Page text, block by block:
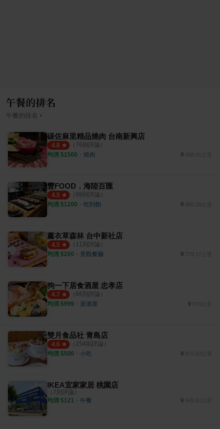
午餐的排名
午餐的排名 ›
碳佐麻里精品燒肉 台南新興店
4.8 （ 76則評論）
均消 $1500 ・ 燒肉
豐FOOD．海陸百匯
4.5 （ 99則評論）
均消 $1200 ・ 吃到飽
薰衣草森林 台中新社店
4.5 （ 11 則評論）
均消 $200 ・ 景觀餐廳
狗一下居食酒屋 忠孝店
4.7 （ 66則評論）
均消 $999 ・ 居酒屋
雙月食品社 青島店
4.6 （ 254則評論）
均消 $500 ・ 小吃 875.62公里
IKEA宜家家居 桃園店
（ 7則評論）
均消 $121 ・ 午餐 845.61公里